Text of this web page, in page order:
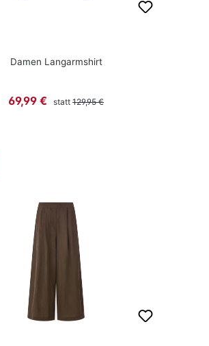
Damen Langarmshirt
Verkaufspreis:
69,99 € statt Regulärer Preis:
129,95 €